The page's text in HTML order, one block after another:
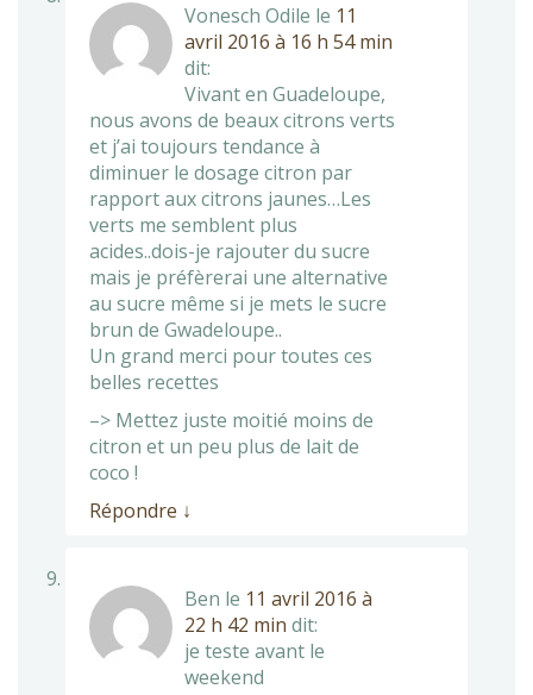
Vonesch Odile le 11
avril 2016 à 16 h 54 min
dit:
Vivant en Guadeloupe,
nous avons de beaux citrons verts
et j’ai toujours tendance à
diminuer le dosage citron par
rapport aux citrons jaunes…Les
verts me semblent plus
acides..dois-je rajouter du sucre
mais je préfèrerai une alternative
au sucre même si je mets le sucre
brun de Gwadeloupe..
Un grand merci pour toutes ces
belles recettes
–> Mettez juste moitié moins de
citron et un peu plus de lait de
coco !
Répondre ↓
Ben le 11 avril 2016 à
22 h 42 min dit:
je teste avant le
weekend